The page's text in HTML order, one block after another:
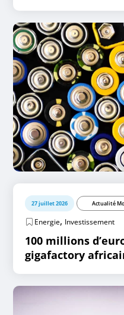
27 juillet 2026 Actualité
Energie, Investissement
100 millions
gigafactory